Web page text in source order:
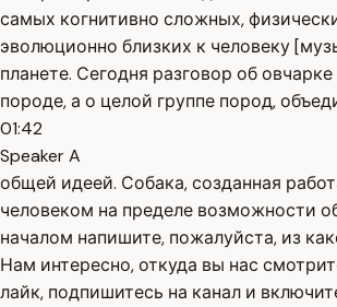
самых когнитивно сложных,
эволюционно близких к человеку
планете. Сегодня разговор об
породе, а о целой группе пород,
01:42
Speaker A
общей идеей. Собака, созданная
человеком на пределе возможности
началом напишите, пожалуйста, из
Нам интересно, откуда вы нас
лайк, подпишитесь на канал и